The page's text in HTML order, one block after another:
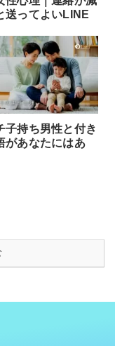
送ってよいLINE
子持ち男性と付き
があなたにはあ